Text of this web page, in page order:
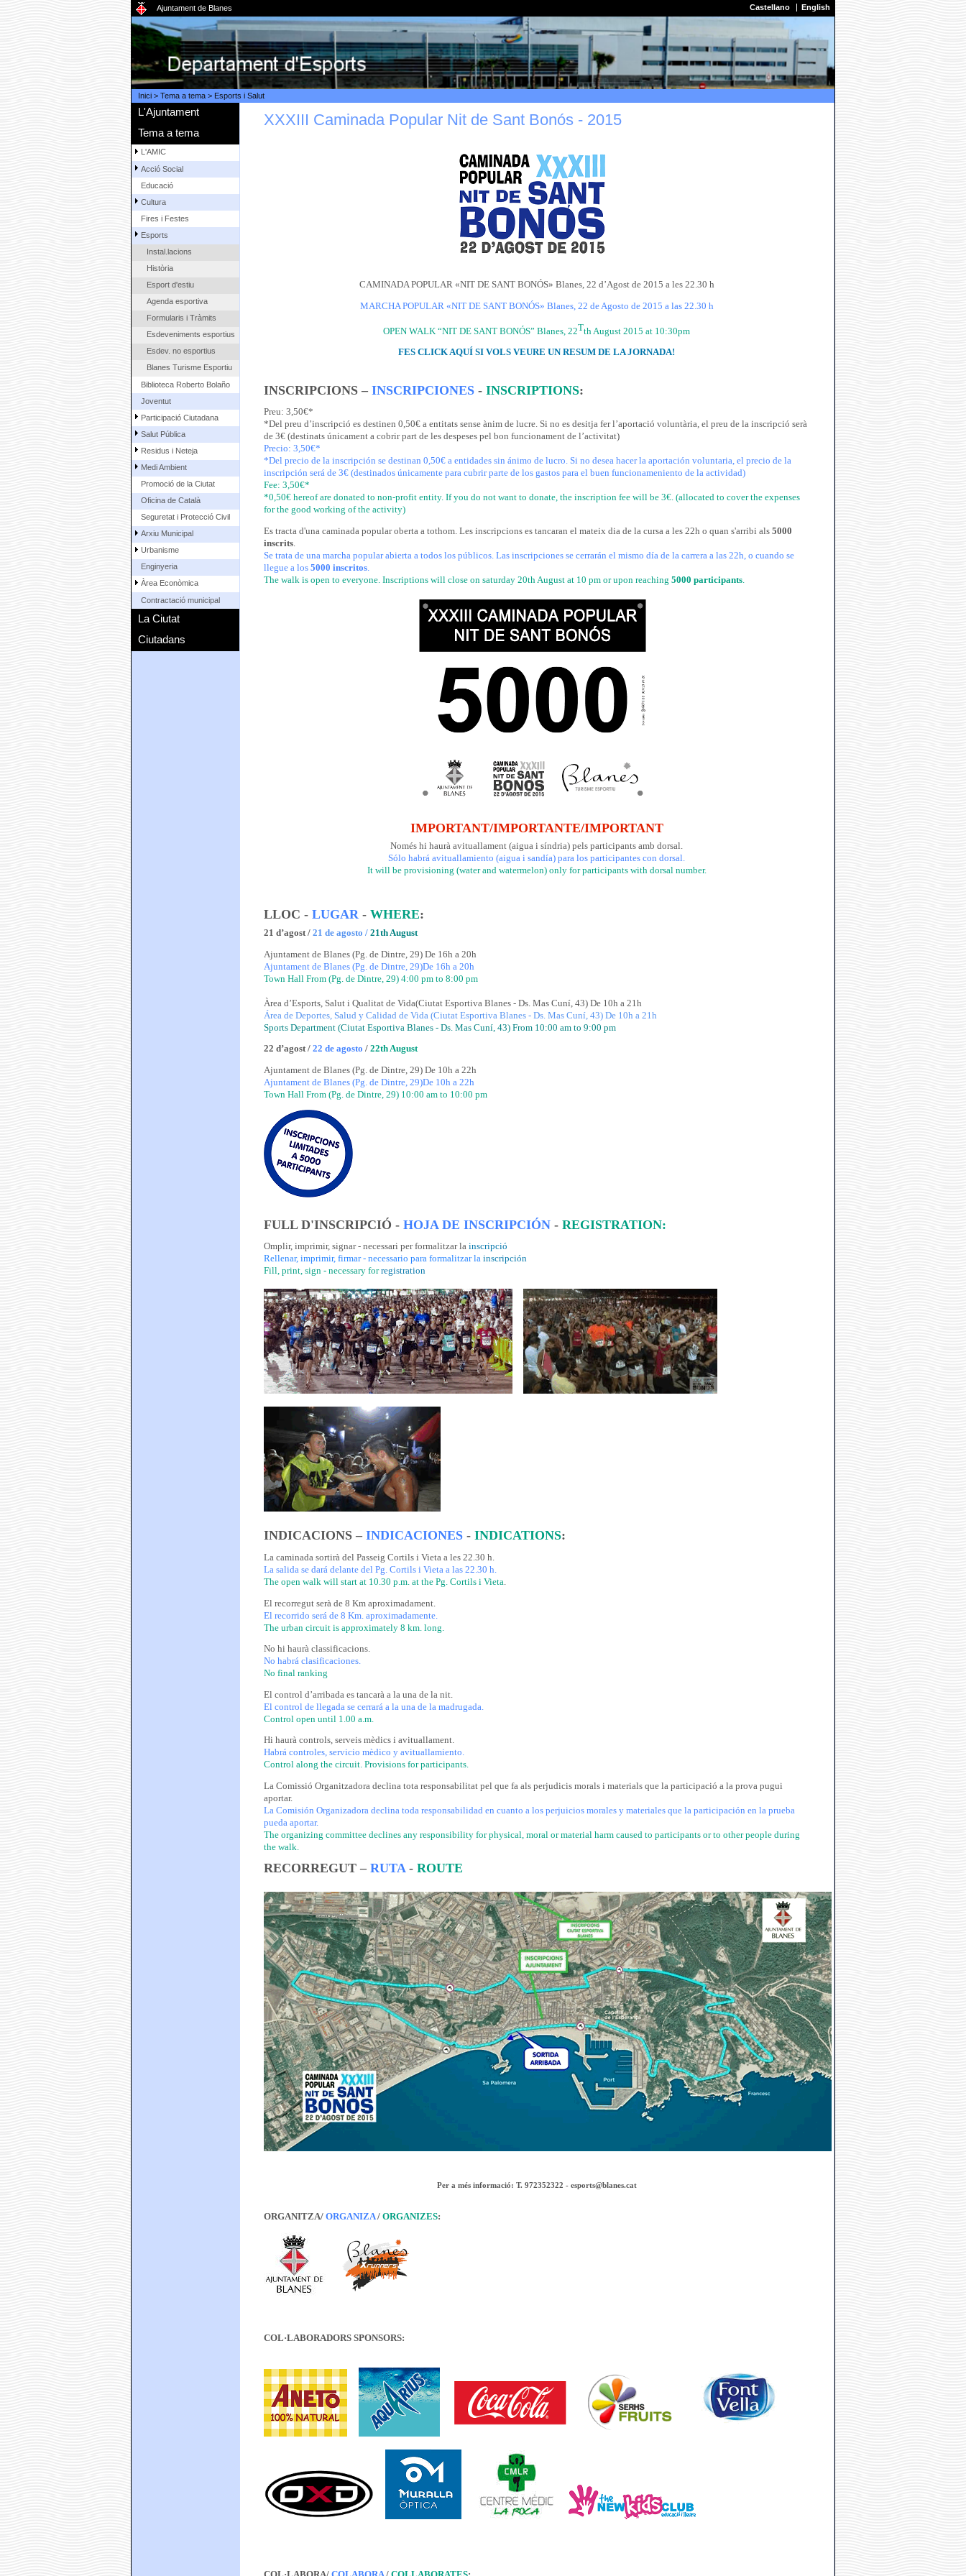
Ajuntament de Blanes Castellano English
Inici> Tema a tema> Esports i Salut
L'Ajuntament
Tema a tema
L'AMIC
Acció Social
Educació
Cultura
Fires i Festes
Esports
Instal.lacions
Història
Esport d'estiu
Agenda esportiva
Formularis i Tràmits
Esdeveniments esportius
Esdev. no esportius
Blanes Turisme Esportiu
Biblioteca Roberto Bolaño
Joventut
Participació Ciutadana
Salut Pública
Residus i Neteja
Medi Ambient
Promoció de la Ciutat
Oficina de Català
Seguretat i Protecció Civil
Arxiu Municipal
Urbanisme
Enginyeria
Àrea Econòmica
Contractació municipal
La Ciutat
Ciutadans
XXXIII Caminada Popular Nit de Sant Bonós - 2015
CAMINADA POPULAR «NIT DE SANT BONÓS» Blanes, 22 d’Agost de 2015 a les 22.30 h
MARCHA POPULAR «NIT DE SANT BONÓS» Blanes, 22 de Agosto de 2015 a las 22.30 h
OPEN WALK “NIT DE SANT BONÓS” Blanes, 22Tth August 2015 at 10:30pm
FES CLICK AQUÍ SI VOLS VEURE UN RESUM DE LA JORNADA!
INSCRIPCIONS – INSCRIPCIONES- INSCRIPTIONS:
Preu: 3,50€*
*Del preu d’inscripció es destinen 0,50€ a entitats sense ànim de lucre.Si no es desitja fer l’aportació voluntària, el preu de la inscripció serà
de 3€ (destinats únicament a cobrir part de les despeses pel bon funcionament de l’activitat)
Precio: 3,50€*
*Del precio de la inscripción se destinan 0,50€ a entidades sin ánimo de lucro.Si no desea hacer la aportación voluntaria, el precio de la
inscripción será de 3€ (destinados únicamente para cubrir parte de los gastos para el buen funcionameniento de la actividad)
Fee: 3,50€*
*0,50€ hereof are donated to non-profit entity.If you do not want to donate, the inscription fee will be 3€. (allocated to cover the expenses
for the good working of the activity)
Es tracta d'una caminada popular oberta a tothom. Les inscripcions es tancaran el mateix dia de la cursa a les 22h o quan s'arribi als 5000
inscrits.
Se trata de una marcha popular abierta a todos los públicos. Las inscripciones se cerrarán el mismo día de la carrera a las 22h, o cuando se
llegue a los 5000 inscritos.
The walk is open to everyone. Inscriptions will close on saturday 20th August at 10 pm or upon reaching 5000 participants.
IMPORTANT/IMPORTANTE/IMPORTANT
Només hi haurà avituallament (aigua i síndria) pels participants amb dorsal.
Sólo habrá avituallamiento (aigua i sandía) para los participantes con dorsal.
It will be provisioning (water and watermelon) only for participants with dorsal number.
LLOC - LUGAR- WHERE:
21 d’agost /21 de agosto /21th August
Ajuntament de Blanes (Pg. de Dintre, 29) De 16h a 20h
Ajuntament de Blanes (Pg. de Dintre, 29)De 16h a 20h
Town Hall From (Pg. de Dintre, 29) 4:00 pm to 8:00 pm
Àrea d’Esports, Salut i Qualitat de Vida(Ciutat Esportiva Blanes - Ds. Mas Cuní, 43) De 10h a 21h
Área de Deportes, Salud y Calidad de Vida (Ciutat Esportiva Blanes - Ds. Mas Cuní, 43) De 10h a 21h
Sports Department (Ciutat Esportiva Blanes - Ds. Mas Cuní, 43) From 10:00 am to 9:00 pm
22 d’agost /22 de agosto /22th August
Ajuntament de Blanes (Pg. de Dintre, 29) De 10h a 22h
Ajuntament de Blanes (Pg. de Dintre, 29)De 10h a 22h
Town Hall From (Pg. de Dintre, 29) 10:00 am to 10:00 pm
FULL D'INSCRIPCIÓ -HOJA DE INSCRIPCIÓN - REGISTRATION:
Omplir, imprimir, signar - necessari per formalitzar la inscripció
Rellenar, imprimir, firmar - necessario para formalitzar lainscripción
Fill, print, sign - necessary forregistration
INDICACIONS – INDICACIONES- INDICATIONS:
La caminada sortirà del Passeig Cortils i Vieta a les 22.30 h.
La salida se dará delante del Pg. Cortils i Vieta a las 22.30 h.
The open walk will start at 10.30 p.m. at the Pg. Cortils i Vieta
El recorregut serà de 8 Km aproximadament.
El recorrido será de 8 Km. aproximadamente.
The urban circuit is approximately 8 km. long.
No hi haurà classificacions.
No habrá clasificaciones.
No final ranking
El control d’arribada es tancarà a la una de la nit.
El control de llegada se cerrará a la una de la madrugada.
Control open until 1.00 a.m.
Hi haurà controls, serveis mèdics i avituallament.
Habrá controles, servicio mèdico y avituallamiento.
Control along the circuit. Provisions for participants.
La Comissió Organitzadora declina tota responsabilitat pel que fa als perjudicis morals i materials que la participació a la prova pugui
aportar.
La Comisión Organizadora declina toda responsabilidad en cuanto a los perjuicios morales y materiales que la participación en la prueba
pueda aportar.
The organizing committee declines any responsibility for physical, moral or material harm caused to participants or to other people during
the walk.
RECORREGUT – RUTA- ROUTE
Per a més informació: T. 972352322 - esports@blanes.cat
ORGANITZA/ ORGANIZA/ ORGANIZES:
COL·LABORADORS SPONSORS: